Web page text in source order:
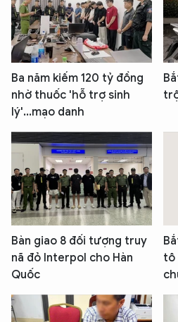
Ba năm kiếm 120 tỷ đồng
nhờ thuốc 'hỗ trợ sinh
lý'...mạo danh
Bàn giao 8 đối tượng truy
nã đỏ Interpol cho Hàn
Quốc
tô